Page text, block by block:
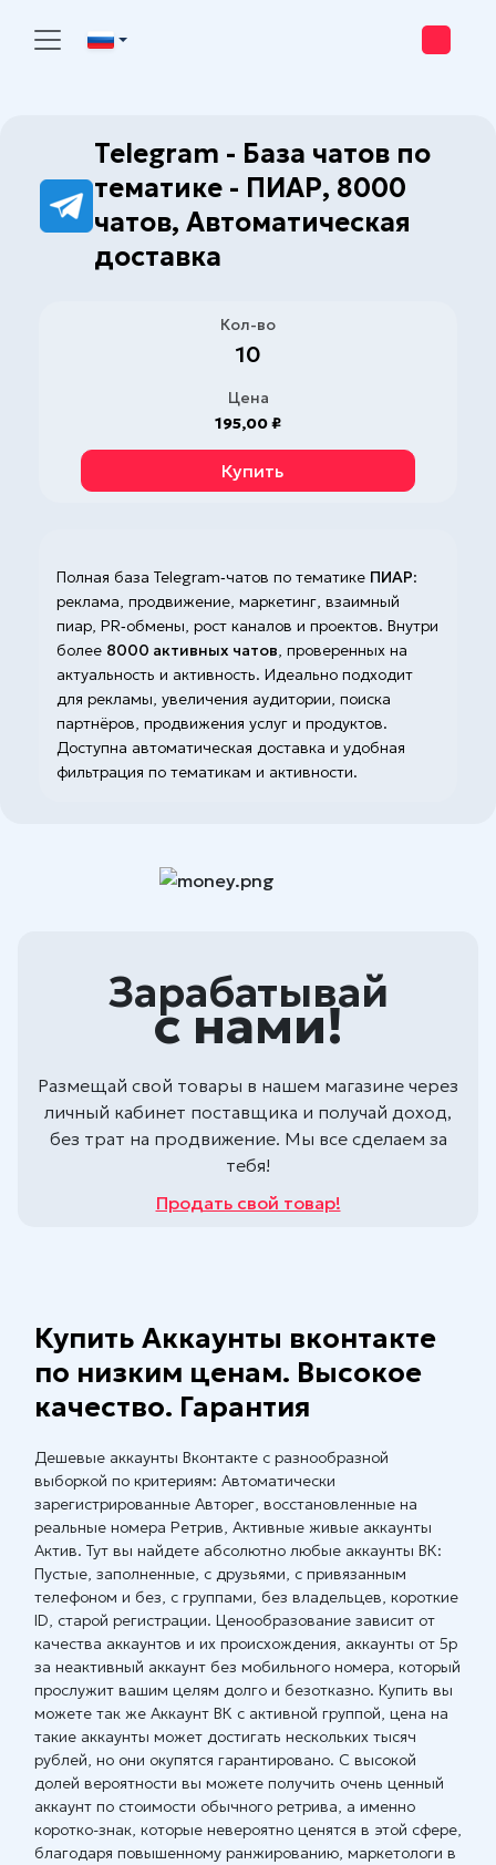
Гарантии магазина
BHF.IO
Правила магазина
Гарантия на аккаунты указана в описании, по
2 Гарантия распространяется на проверку
3 Магазин не несёт ответственность за
После смены пароля - аккаунты замене не подлежат.
При проверке аккаунтов публичным софтом, на
используя свой ip адрес - аккаунты замене не
Наша команда не занимается консультациями и
купленными аккаунтами.
ожидание может быть увеличено).
Техническая поддержка может запросить
усмотрение скрины\запись экрана.
При покупке товара стоимостью свыше 200р -
быстрого решения вашего вопроса.
Если невалид превышает 50% сотрудник магазина
видео от момента нажатия кнопки "Купить" в
отозван в пользу магазина.
Употребление нецензурной лексики может стать
Правила могут расширяться без уведомления
Telegram - База чатов по
тематике - ПИАР, 8000
чатов, Автоматическая
доставка
Кол-во
10
Цена
195,00 ₽
Купить
Полная база Telegram‑чатов по тематике ПИАР:
реклама, продвижение, маркетинг, взаимный
пиар, PR‑обмены, рост каналов и проектов. Внутри
более 8000 активных чатов, проверенных на
актуальность и активность. Идеально подходит
для рекламы, увеличения аудитории, поиска
партнёров, продвижения услуг и продуктов.
Доступна автоматическая доставка и удобная
фильтрация по тематикам и активности.
Зарабатывай
с нами!
Размещай свой товары в нашем магазине через
личный кабинет поставщика и получай доход,
без трат на продвижение. Мы все сделаем за
тебя!
Продать свой товар!
Купить Аккаунты вконтакте
по низким ценам. Высокое
качество. Гарантия
Дешевые аккаунты Вконтакте с разнообразной
выборкой по критериям: Автоматически
зарегистрированные Авторег, восстановленные на
реальные номера Ретрив, Активные живые аккаунты
Актив. Тут вы найдете абсолютно любые аккаунты ВК:
Пустые, заполненные, с друзьями, с привязанным
телефоном и без, с группами, без владельцев, короткие
ID, старой регистрации. Ценообразование зависит от
качества аккаунтов и их происхождения, аккаунты от 5р
за неактивный аккаунт без мобильного номера, который
прослужит вашим целям долго и безотказно. Купить вы
можете так же Аккаунт ВК с активной группой, цена на
такие аккаунты может достигать нескольких тысяч
рублей, но они окупятся гарантировано. С высокой
долей вероятности вы можете получить очень ценный
аккаунт по стоимости обычного ретрива, а именно
коротко-знак, которые невероятно ценятся в этой сфере,
благодаря повышенному ранжированию, маркетологи в